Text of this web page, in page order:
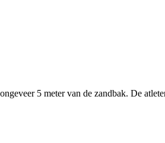
5 meter van de zandbak. De